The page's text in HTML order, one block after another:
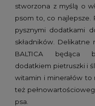
stworzona z myślą o
psom to, co najlepsze.
pysznymi dodatkami
składników.
BALTICA będąca
dodatkiem pietruszki i
witamin i minerałów
też
psa.